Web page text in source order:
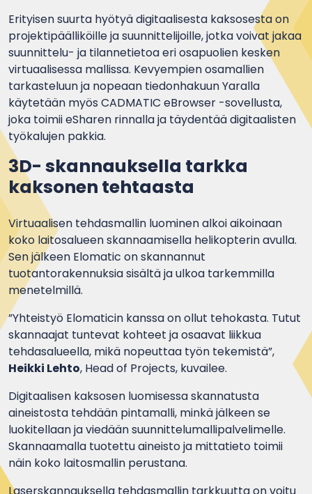
Erityisen suurta hyötyä digitaalisesta kaksosesta on
projektipäälliköille ja suunnittelijoille, jotka voivat jakaa
suunnittelu- ja tilannetietoa eri osapuolien kesken
virtuaalisessa mallissa. Kevyempien osamallien
tarkasteluun ja nopeaan tiedonhakuun Yaralla
käytetään myös CADMATIC eBrowser -sovellusta,
joka toimii eSharen rinnalla ja täydentää digitaalisten
työkalujen pakkia.
3D- skannauksella tarkka
kaksonen tehtaasta
Virtuaalisen tehdasmallin luominen alkoi aikoinaan
koko laitosalueen skannaamisella helikopterin avulla.
Sen jälkeen Elomatic on skannannut
tuotantorakennuksia sisältä ja ulkoa tarkemmilla
menetelmillä.
”Yhteistyö Elomaticin kanssa on ollut tehokasta. Tutut
skannaajat tuntevat kohteet ja osaavat liikkua
tehdasalueella, mikä nopeuttaa työn tekemistä”,
Heikki Lehto, Head of Projects, kuvailee.
Digitaalisen kaksosen luomisessa skannatusta
aineistosta tehdään pintamalli, minkä jälkeen se
luokitellaan ja viedään suunnittelumallipalvelimelle.
Skannaamalla tuotettu aineisto ja mittatieto toimii
näin koko laitosmallin perustana.